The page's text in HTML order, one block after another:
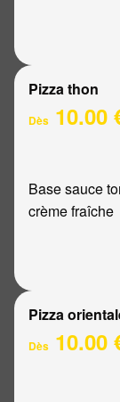
Pizza thon
Dès 10.00
Base sauce
crème fraîche
Pizza
Dès 10.00